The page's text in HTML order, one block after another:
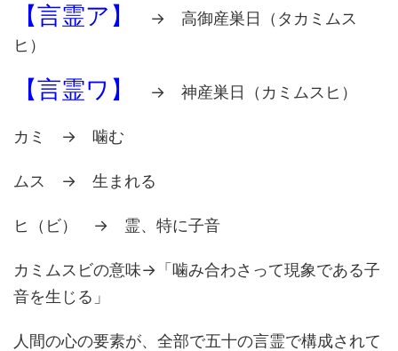
【言霊ア】
→ 高御産巣日（タカミムス
ヒ）
【言霊ワ】 → 神産巣日（カミムスヒ）
カミ → 噛む
ムス → 生まれる
ヒ（ビ） → 霊、特に子音
カミムスビの意味→「 噛み合わさって現象である子
音を生じる 」
人間の心の要素が、全部で五十の言霊で構成されて